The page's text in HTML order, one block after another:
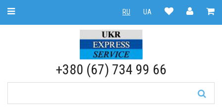
Toggle Navigation UA
RU |
RU
+380 (67) 734 99 66